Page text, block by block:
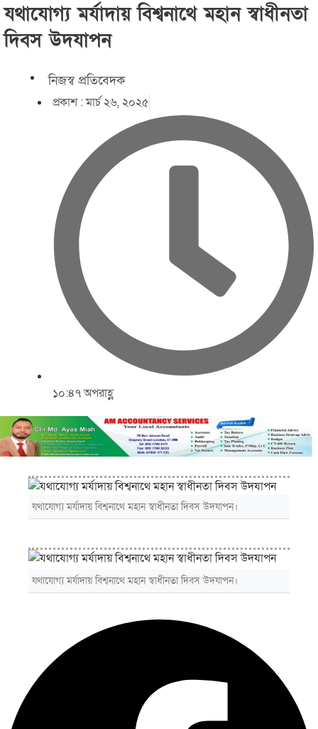
যথাযোগ্য মর্যাদায় বিশ্বনাথে মহান স্বাধীনতা
দিবস উদযাপন
নিজস্ব প্রতিবেদক
প্রকাশ :মার্চ ২৬, ২০২৫
১০:৪৭ অপরাহ্ণ
যথাযোগ্য মর্যাদায় বিশ্বনাথে মহান স্বাধীনতা দিবস উদযাপন।
যথাযোগ্য মর্যাদায় বিশ্বনাথে মহান স্বাধীনতা দিবস উদযাপন।